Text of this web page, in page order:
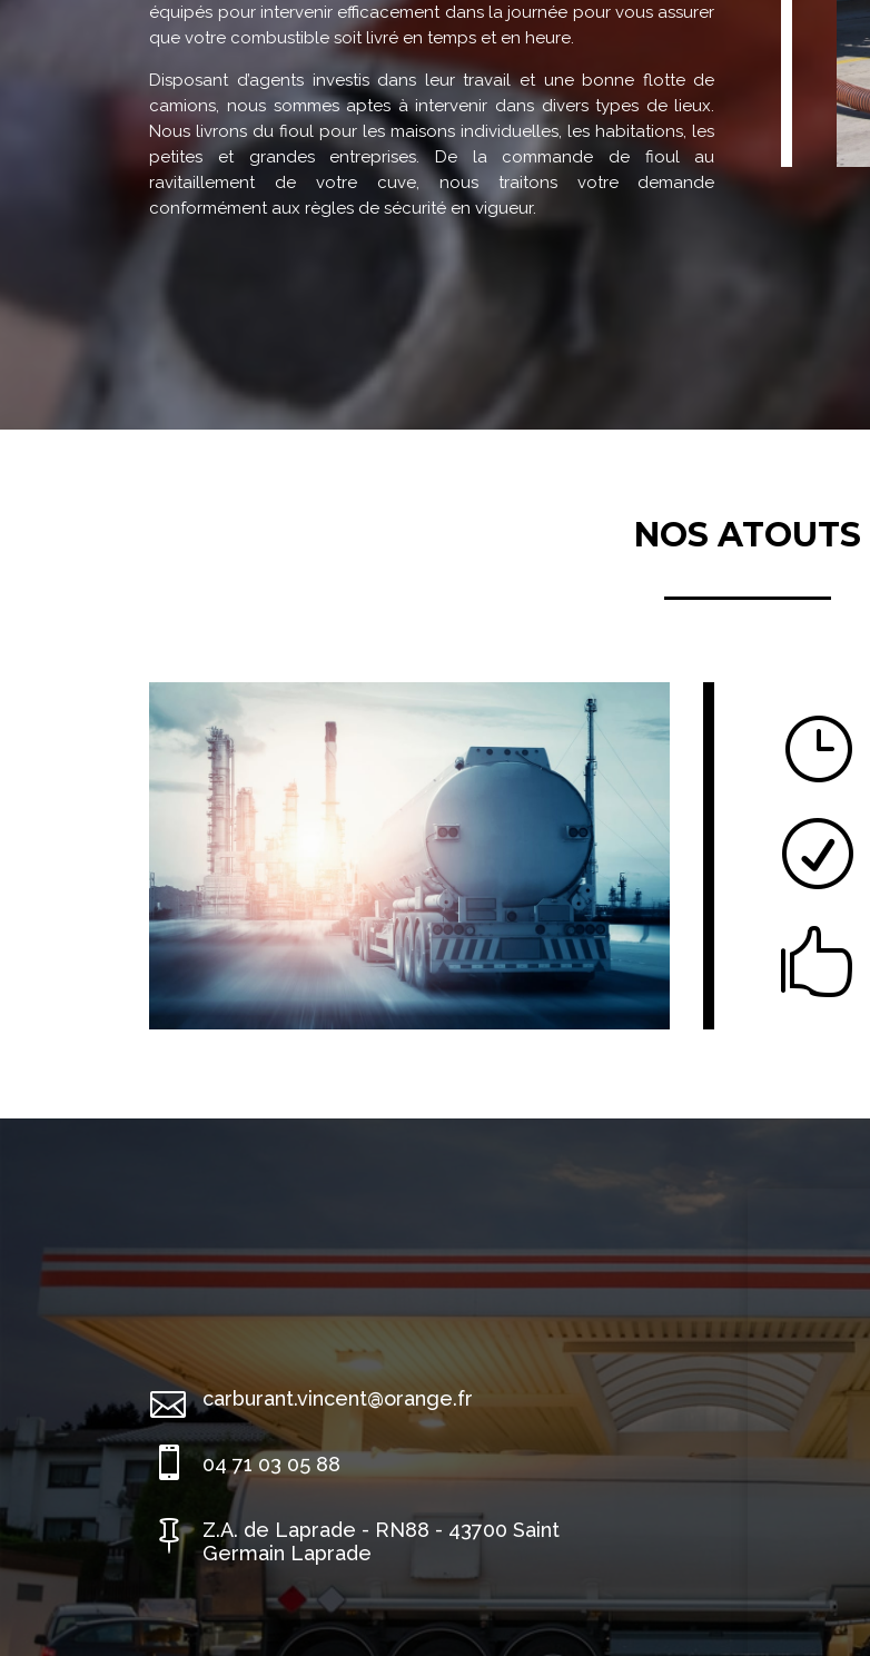
équipés pour intervenir efficacement dans la journée pour vous assurer
que votre combustible soit livré en temps et en heure.
Disposant d’agents investis dans leur travail et une bonne flotte de
camions, nous sommes aptes à intervenir dans divers types de lieux.
Nous livrons du fioul pour les maisons individuelles, les habitations, les
petites et grandes entreprises. De la commande de fioul au
ravitaillement de votre cuve, nous traitons votre demande
conformément aux règles de sécurité en vigueur.
NOS ATOUTS
}
R

 carburant.vincent@orange.fr
 04 71 03 05 88

Z.A. de Laprade - RN88 - 43700 Saint
Germain Laprade